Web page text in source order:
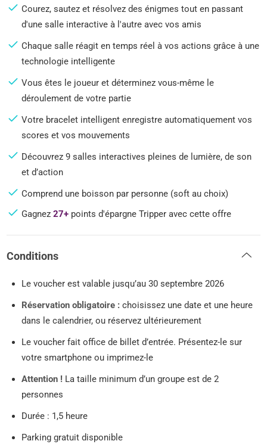
Courez, sautez et résolvez des énigmes tout en passant
d'une salle interactive à l'autre avec vos amis
Chaque salle réagit en temps réel à vos actions grâce à une
technologie intelligente
Vous êtes le joueur et déterminez vous-même le
déroulement de votre partie
Votre bracelet intelligent enregistre automatiquement vos
scores et vos mouvements
Découvrez 9 salles interactives pleines de lumière, de son
et d’action
Comprend une boisson par personne (soft au choix)
Gagnez27+ points d'épargne Tripper avec cette offre
Conditions
Le voucher est valable jusqu’au 30 septembre 2026
Réservation obligatoire : choisissez une date et une heure
dans le calendrier, ou réservez ultérieurement
Le voucher fait office de billet d’entrée. Présentez-le sur
votre smartphone ou imprimez-le
Attention ! La taille minimum d’un groupe est de 2
personnes
Durée : 1,5 heure
Parking gratuit disponible